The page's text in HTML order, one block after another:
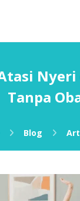
Tanpa
Blog